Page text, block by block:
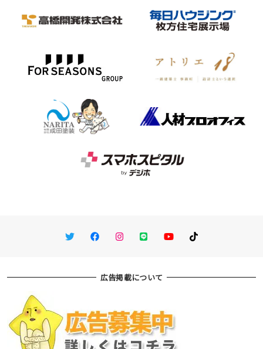
TwitterFacebookInstagram
LINE You TubeTikTok
広告掲載について